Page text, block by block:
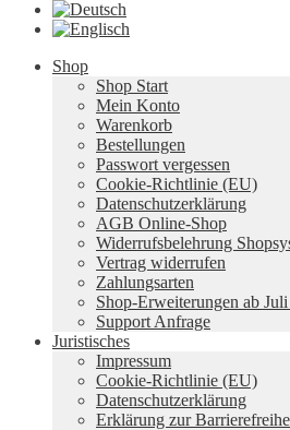
Shop
Shop Start
Mein Konto
Warenkorb
Bestellungen
Passwort vergessen
Cookie-Richtlinie (EU)
Datenschutzerklärung
AGB Online-Shop
Widerrufsbelehrung
Vertrag widerrufen
Zahlungsarten
Shop-Erweiterungen ab
Support Anfrage
Juristisches
Impressum
Cookie-Richtlinie (EU)
Datenschutzerklärung
Erklärung zur